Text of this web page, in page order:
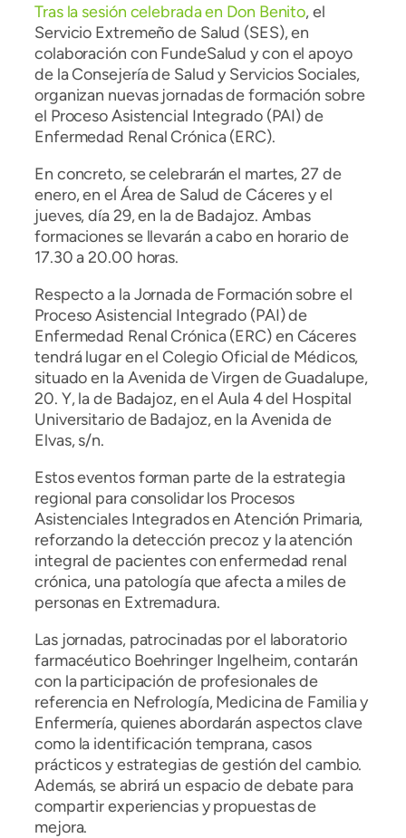
Tras la sesión celebrada en Don Benito, el
Servicio Extremeño de Salud (SES), en
colaboración con FundeSalud y con el apoyo
de la Consejería de Salud y Servicios Sociales,
organizan nuevas jornadas de formación sobre
el Proceso Asistencial Integrado (PAI) de
Enfermedad Renal Crónica (ERC).
En concreto, se celebrarán el martes, 27 de
enero, en el Área de Salud de Cáceres y el
jueves, día 29, en la de Badajoz. Ambas
formaciones se llevarán a cabo en horario de
17.30 a 20.00 horas.
Respecto a la Jornada de Formación sobre el
Proceso Asistencial Integrado (PAI) de
Enfermedad Renal Crónica (ERC) en Cáceres
tendrá lugar en el Colegio Oficial de Médicos,
situado en la Avenida de Virgen de Guadalupe,
20. Y, la de Badajoz, en el Aula 4 del Hospital
Universitario de Badajoz, en la Avenida de
Elvas, s/n.
Estos eventos forman parte de la estrategia
regional para consolidar los Procesos
Asistenciales Integrados en Atención Primaria,
reforzando la detección precoz y la atención
integral de pacientes con enfermedad renal
crónica, una patología que afecta a miles de
personas en Extremadura.
Las jornadas, patrocinadas por el laboratorio
farmacéutico Boehringer Ingelheim, contarán
con la participación de profesionales de
referencia en Nefrología, Medicina de Familia y
Enfermería, quienes abordarán aspectos clave
como la identificación temprana, casos
prácticos y estrategias de gestión del cambio.
Además, se abrirá un espacio de debate para
compartir experiencias y propuestas de
mejora.